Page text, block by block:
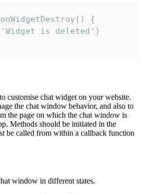
{
is deleted')
customise chat widget on your website.
the chat window behavior, and also to
the page on which the chat window is
Methods should be initiated in the
be called from within a callback function
window in different states.